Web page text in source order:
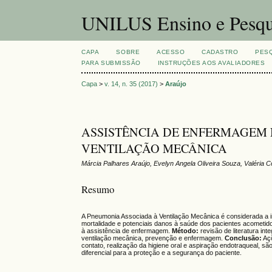
UNILUS Ensino e
CAPA SOBRE ACESSO CADASTRO
PARA SUBMISSÃO
INSTRUÇÕES AOS AVALIADORES
Capa >v. 14, n. 35 (2017) >Araújo
ASSISTÊNCIA DE
VENTILAÇÃO MECÂNICA
Márcia Palhares Araújo, Evelyn Angela Oliveira Souza, Valéria
Resumo
A Pneumonia Associada à Ventilação Mecânica é considerada
mortalidade e potenciais danos à saúde dos pacientes
à assistência de enfermagem.Método:revisão de literatura
ventilação mecânica, prevenção e enfermagem.Conclusão:
contato, realização da higiene oral e aspiração endotraqueal,
diferencial para a proteção e a segurança do paciente.